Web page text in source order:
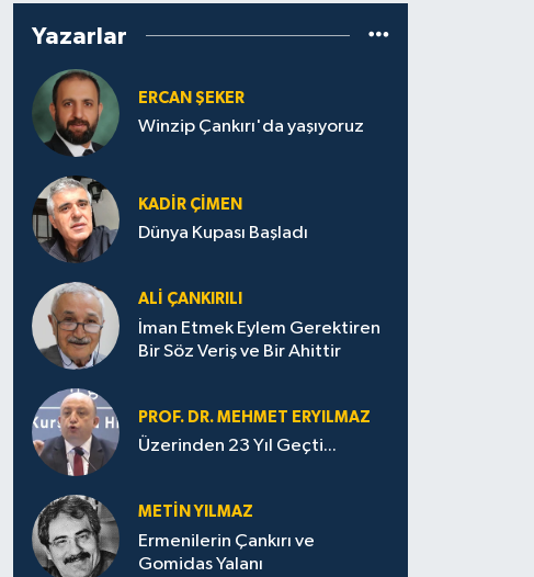
Yazarlar
ERCAN ŞEKER
Winzip Çankırı'da yaşıyoruz
KADIR ÇIMEN
Dünya Kupası Başladı
ALI ÇANKIRILI
İman Etmek Eylem Gerektiren
Bir Söz Veriş ve Bir Ahittir
PROF. DR. MEHMET ERYILMAZ
Üzerinden 23 Yıl Geçti...
METIN YILMAZ
Ermenilerin Çankırı ve
Gomidas Yalanı